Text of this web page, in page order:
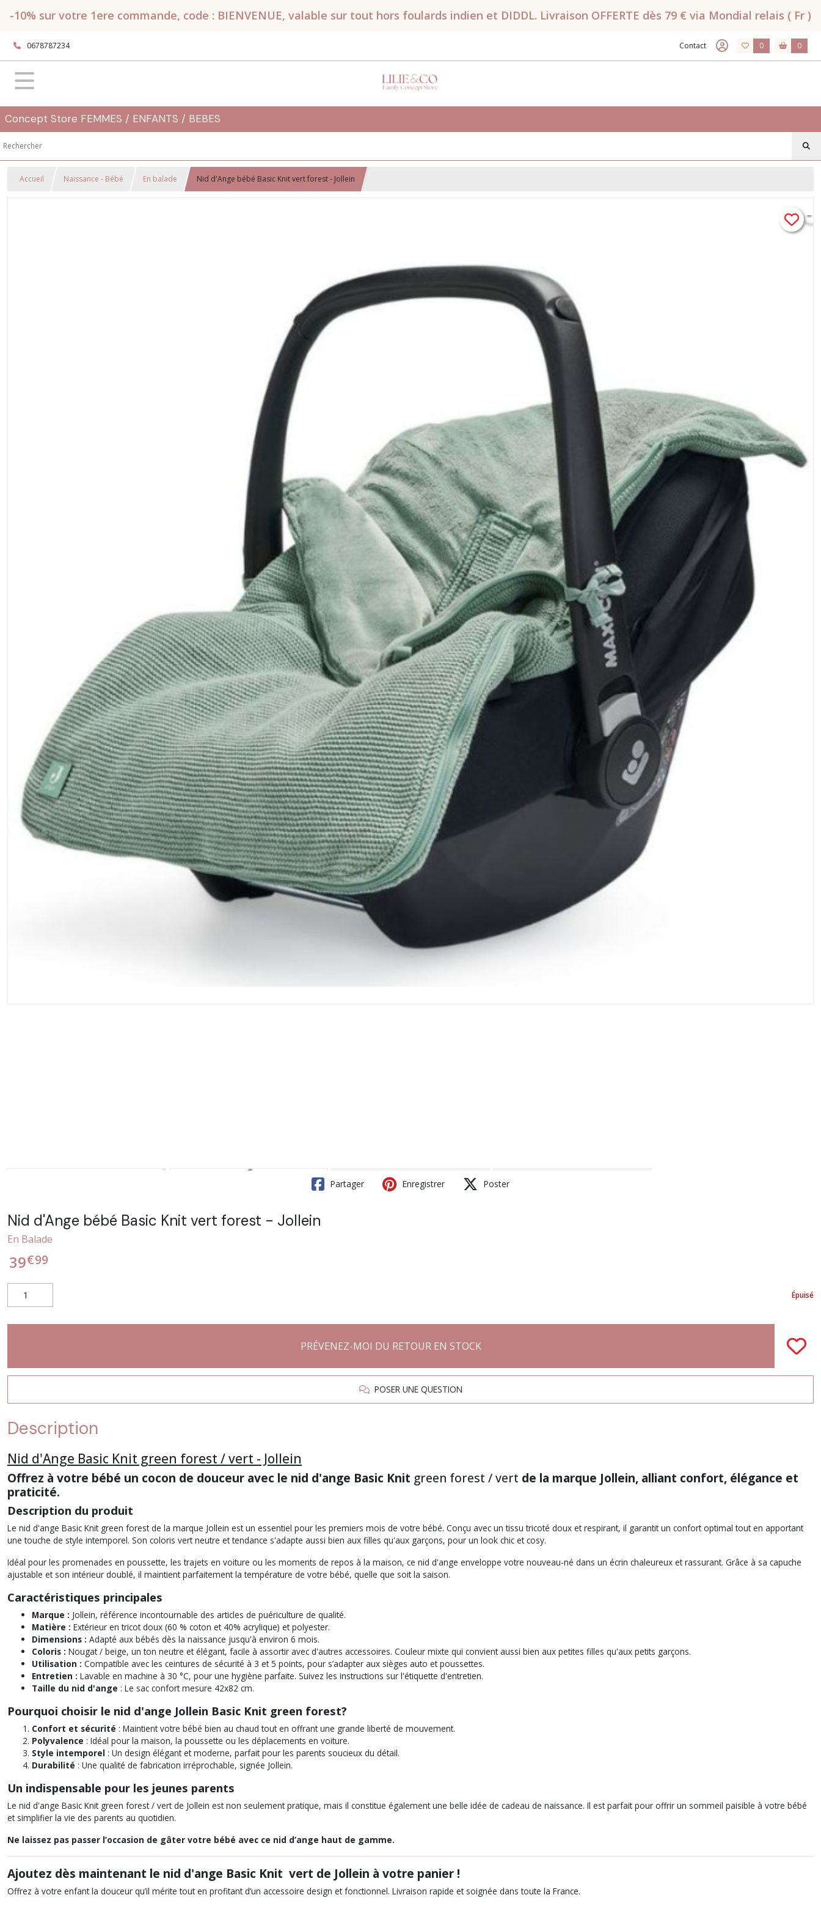
-10% sur votre 1ere commande, code : BIENVENUE, valable sur tout hors foulards indien et DIDDL. Livraison OFFERTE dès 79 € via Mondial relais ( Fr )
0678787234 Contact 0 0
Concept Store FEMMES / ENFANTS / BEBES
Accueil Naissance - Bébé En balade Nid d'Ange bébé Basic Knit vert forest - Jollein
Partager Enregistrer Poster
Nid d'Ange bébé Basic Knit vert forest - Jollein
En Balade
39€99
Épuisé
PRÉVENEZ-MOI DU RETOUR EN STOCK
POSER UNE QUESTION
Description
Nid d'Ange Basic Knit green forest / vert - Jollein
Offrez à votre bébé un cocon de douceur avec le nid d'ange Basic Knit green forest / vert de la marque Jollein, alliant confort, élégance et
praticité.
Description du produit
Le nid d'ange Basic Knit green forestde la marque Jollein est un essentiel pour les premiers mois de votre bébé. Conçu avec un tissu tricoté doux et respirant, il garantit un confort optimal tout en apportant
une touche de style intemporel. Son coloris vertneutre et tendance s'adapte aussi bien aux filles qu'aux garçons, pour un look chic et cosy.
Idéal pour les promenades en poussette, les trajets en voiture ou les moments de repos à la maison, ce nid d'ange enveloppe votre nouveau-né dans un écrin chaleureux et rassurant. Grâce à sa capuche
ajustable et son intérieur doublé, il maintient parfaitement la température de votre bébé, quelle que soit la saison.
Caractéristiques principales
Marque : Jollein, référence incontournable des articles de puériculture de qualité.
Matière : Extérieur en tricot doux (60 % coton et 40% acrylique) et polyester.
Dimensions : Adapté aux bébés dès la naissance jusqu'à environ 6 mois.
Coloris : Nougat / beige, un ton neutre et élégant, facile à assortir avec d'autres accessoires. Couleur mixte qui convient aussi bien aux petites filles qu'aux petits garçons.
Utilisation : Compatible avec les ceintures de sécurité à 3 et 5 points, pour s’adapter aux sièges auto et poussettes.
Entretien : Lavable en machine à 30 °C, pour une hygiène parfaite. Suivez les instructions sur l'étiquette d'entretien.
Taille du nid d'ange : Le sac confort mesure 42x82 cm.
Pourquoi choisir le nid d'ange Jollein Basic Knit green forest?
Confort et sécurité : Maintient votre bébé bien au chaud tout en offrant une grande liberté de mouvement.
Polyvalence : Idéal pour la maison, la poussette ou les déplacements en voiture.
Style intemporel : Un design élégant et moderne, parfait pour les parents soucieux du détail.
Durabilité : Une qualité de fabrication irréprochable, signée Jollein.
Un indispensable pour les jeunes parents
Le nid d'ange Basic Knit green forest / vert de Jollein est non seulement pratique, mais il constitue également une belle idée de cadeau de naissance. Il est parfait pour offrir un sommeil paisible à votre bébé
et simplifier la vie des parents au quotidien.
Ne laissez pas passer l’occasion de gâter votre bébé avec ce nid d’ange haut de gamme.
Ajoutez dès maintenant le nid d'ange Basic Knit vert de Jollein à votre panier !
Offrez à votre enfant la douceur qu’il mérite tout en profitant d’un accessoire design et fonctionnel. Livraison rapide et soignée dans toute la France.